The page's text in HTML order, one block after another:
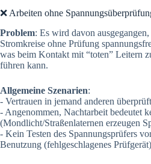
❌ Arbeiten ohne
Problem: Es wird davon ausgegangen,
Stromkreise ohne Prüfung
was beim Kontakt mit “toten” Leitern
führen kann.
Allgemeine Szenarien:
- Vertrauen in jemand anderen
- Angenommen, Nachtarbeit bedeutet
(Mondlicht/Straßenlaternen erzeugen
- Kein Testen des Spannungsprüfers
Benutzung (fehlgeschlagenes Prüfgerät)